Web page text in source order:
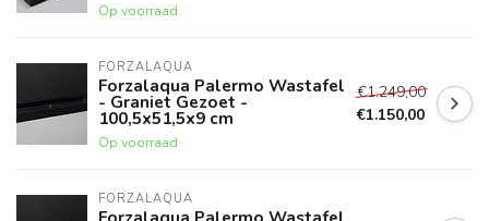
Op voorraad
FORZALAQUA
Forzalaqua Palermo Wastafel
- Graniet Gezoet -
100,5x51,5x9 cm
Op voorraad
€1.249,00
€1.150,00
FORZALAQUA